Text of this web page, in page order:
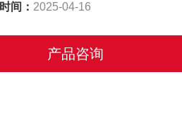
间： 2025-04-16
产品咨询